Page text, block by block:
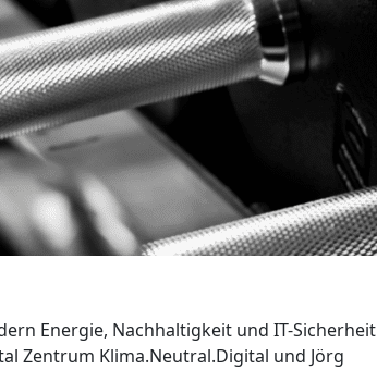
Energie, Nachhaltigkeit und IT-Sicherheit
Zentrum Klima.Neutral.Digital und Jörg